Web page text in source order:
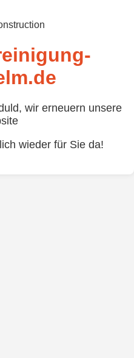
wir erneuern unsere
wieder für Sie da!